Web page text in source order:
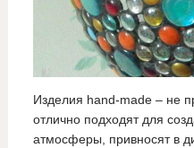
Изделия hand-made – не
отлично подходят для
атмосферы, привносят в